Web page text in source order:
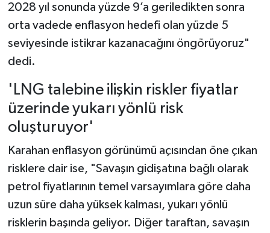
2028 yıl sonunda yüzde 9’a geriledikten sonra
orta vadede enflasyon hedefi olan yüzde 5
seviyesinde istikrar kazanacağını öngörüyoruz"
dedi.
'LNG talebine ilişkin riskler fiyatlar
üzerinde yukarı yönlü risk
oluşturuyor'
Karahan enflasyon görünümü açısından öne çıkan
risklere dair ise, "Savaşın gidişatına bağlı olarak
petrol fiyatlarının temel varsayımlara göre daha
uzun süre daha yüksek kalması, yukarı yönlü
risklerin başında geliyor. Diğer taraftan, savaşın